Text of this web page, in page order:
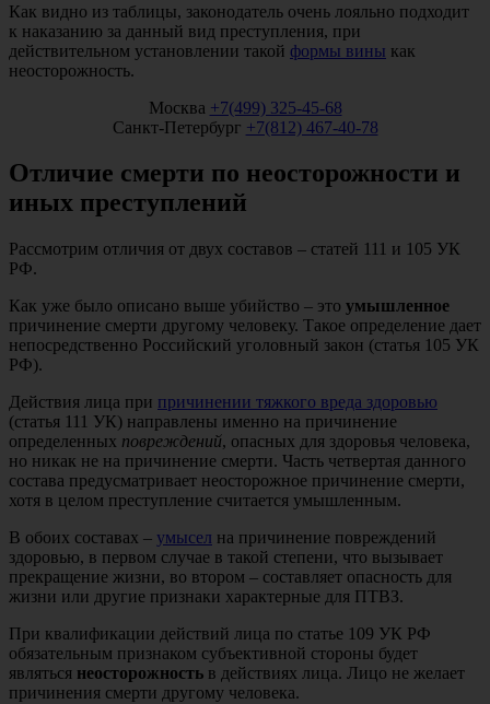
Как видно из таблицы, законодатель очень лояльно подходит
к наказанию за данный вид преступления, при
действительном установлении такой формы вины как
неосторожность.
Москва +7(499) 325-45-68
Санкт-Петербург +7(812) 467-40-78
Отличие смерти по неосторожности и
иных преступлений
Рассмотрим отличия от двух составов – статей 111 и 105 УК
РФ.
Как уже было описано выше убийство – это умышленное
причинение смерти другому человеку. Такое определение дает
непосредственно Российский уголовный закон (статья 105 УК
РФ).
Действия лица при причинении тяжкого вреда здоровью
(статья 111 УК) направлены именно на причинение
определенных повреждений, опасных для здоровья человека,
но никак не на причинение смерти. Часть четвертая данного
состава предусматривает неосторожное причинение смерти,
хотя в целом преступление считается умышленным.
В обоих составах – умысел на причинение повреждений
здоровью, в первом случае в такой степени, что вызывает
прекращение жизни, во втором – составляет опасность для
жизни или другие признаки характерные для ПТВЗ.
При квалификации действий лица по статье 109 УК РФ
обязательным признаком субъективной стороны будет
являться неосторожность в действиях лица. Лицо не желает
причинения смерти другому человека.